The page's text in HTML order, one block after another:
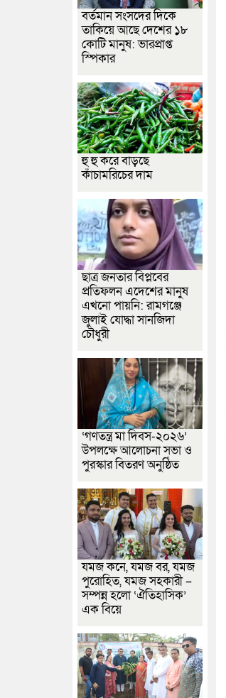
বর্তমান সংসদের দিকে
তাকিয়ে আছে দেশের ১৮
কোটি মানুষ: ভারপ্রাপ্ত
স্পিকার
হু হু করে বাড়ছে
কাঁচামরিচের দাম
ছাত্র জনতার বিপ্লবের
প্রতিফলন এদেশের মানুষ
এখনো পায়নি: রামগঞ্জে
জুলাই যোদ্ধা সানজিদা
চৌধুরী
‘গণতন্ত্র মা দিবস-২০২৬’
উপলক্ষে আলোচনা সভা ও
পুরস্কার বিতরণ অনুষ্ঠিত
যমজ কনে, যমজ বর, যমজ
পুরোহিত, যমজ সহকারী –
সম্পন্ন হলো ‘ঐতিহাসিক’
এক বিয়ে